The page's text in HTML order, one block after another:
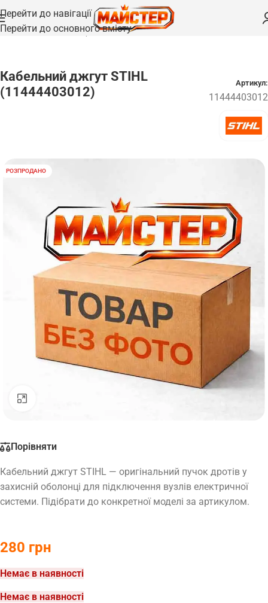
Перейти до навігації
Перейти до основного вмісту
Головна /Запчастини/Проводка та кабелі
Кабельний джгут STIHL
(11444403012)
Артикул:
11444403012
РОЗПРОДАНО
Порівняти
Кабельний джгут STIHL — оригінальний пучок дротів у
захисній оболонці для підключення вузлів електричної
системи. Підібрати до конкретної моделі за артикулом.
280 грн
Немає в наявності
Немає в наявності